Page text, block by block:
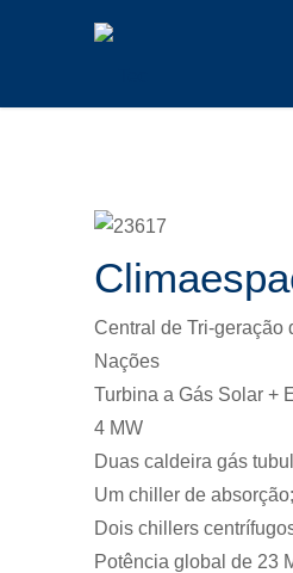
Central de Tri-geração
Nações
Turbina a Gás Solar +
4 MW
Duas caldeira gás
Um chiller de absorção;
Dois chillers
Potência global de 23